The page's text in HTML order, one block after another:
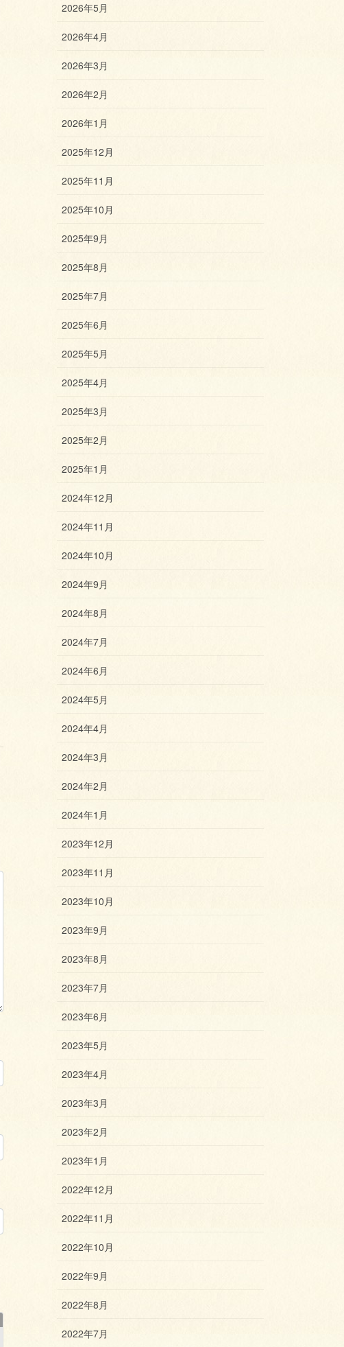
2026年5月
2026年4月
2026年3月
2026年2月
2026年1月
2025年12月
2025年11月
2025年10月
2025年9月
2025年8月
2025年7月
2025年6月
2025年5月
2025年4月
2025年3月
2025年2月
2025年1月
2024年12月
2024年11月
2024年10月
2024年9月
2024年8月
2024年7月
2024年6月
2024年5月
2024年4月
2024年3月
2024年2月
2024年1月
2023年12月
2023年11月
2023年10月
2023年9月
2023年8月
2023年7月
2023年6月
2023年5月
2023年4月
2023年3月
2023年2月
2023年1月
2022年12月
2022年11月
2022年10月
2022年9月
2022年8月
2022年7月